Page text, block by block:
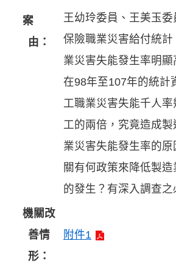
案
由：
王幼玲委員、王美玉
保險職業災害給付統
業災害失能發生率明顯
在98年至107年的統計
工職業災害失能千人
工的兩倍，究竟造成
業災害失能發生率的
關有何政策來降低製
的發生？有深入調查之
機關改
善情
形：
附件1